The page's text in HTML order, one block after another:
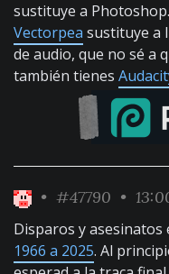
sustituye a Photoshop.
Vectorpea sustituye a
de audio, que no sé a
también tienes
• #47790 •
Disparos y asesinatos
1966 a 2025. Al